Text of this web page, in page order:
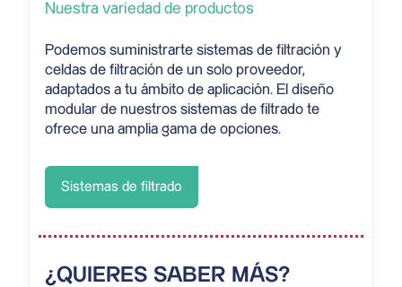
Nuestra variedad de productos
Podemos suministrarte sistemas de filtración y
celdas de filtración de un solo proveedor,
adaptados a tu ámbito de aplicación. El diseño
modular de nuestros sistemas de filtrado te
ofrece una amplia gama de opciones.
Sistemas de filtrado
¿QUIERES SABER MÁS?